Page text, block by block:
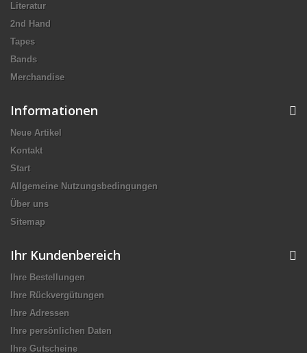
Literatur
2nd Hand
Tapes
Bands
Merchandise
Informationen
Neue Artikel
Kontakt
Start
Allgemeine Nutzungsbedingungen
Über uns
Sitemap
Ihr Kundenbereich
Ihre Bestellungen
Ihre Rückvergütungen
Ihre Adressen
Ihre persönlichen Daten
Ihre Gutscheine